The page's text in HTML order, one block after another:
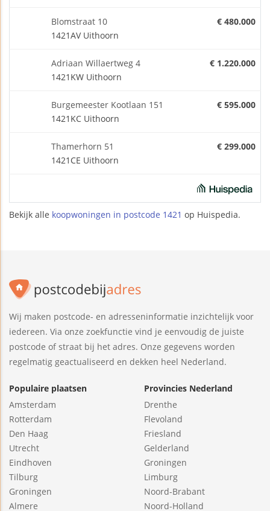
Blomstraat 10
1421AV Uithoorn
€ 480.000
Adriaan Willaertweg 4
1421KW Uithoorn
€ 1.220.000
Burgemeester Kootlaan 151
1421KC Uithoorn
€ 595.000
Thamerhorn 51
1421CE Uithoorn
€ 299.000
Bekijk alle koopwoningen in postcode 1421 op Huispedia.
Wij maken postcode- en adresseninformatie inzichtelijk voor
iedereen. Via onze zoekfunctie vind je eenvoudig de juiste
postcode of straat bij het adres. Onze gegevens worden
regelmatig geactualiseerd en dekken heel Nederland.
Populaire plaatsen
Amsterdam
Rotterdam
Den Haag
Utrecht
Eindhoven
Tilburg
Groningen
Almere
Provincies Nederland
Drenthe
Flevoland
Friesland
Gelderland
Groningen
Limburg
Noord-Brabant
Noord-Holland